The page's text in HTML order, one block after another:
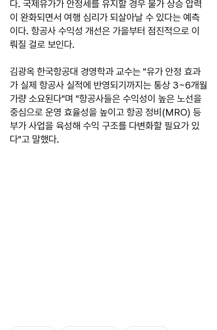
다. 국제유가가 안정세를 유지할 경우 물가 상승 압력
이 완화되면서 여행 심리가 되살아날 수 있다는 예측
이다. 항공사 수익성 개선은 가을부터 점진적으로 이
뤄질 걸로 보인다.
김광옥 한국항공대 경영학과 교수는 "유가 안정 효과
가 실제 항공사 실적에 반영되기까지는 통상 3~6개월
가량 소요된다"며 "항공사들은 수익성이 높은 노선을
중심으로 운영 효율성을 높이고 항공 정비(MRO) 등
부가 사업을 육성해 수익 구조를 다변화할 필요가 있
다"고 말했다.